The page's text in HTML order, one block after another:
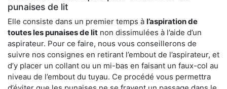
punaises de lit
Elle consiste dans un premier temps à l’aspiration de
toutes les punaises de lit non dissimulées à l’aide d’un
aspirateur. Pour ce faire, nous vous conseillerons de
suivre nos consignes en retirant l’embout de l’aspirateur, et
d’y placer un collant ou un mi-bas en faisant un faux-col au
niveau de l’embout du tuyau. Ce procédé vous permettra